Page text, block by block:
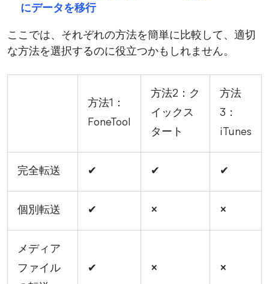
にデータを移行
ここでは、それぞれの方法を簡単に比較して、適切
な方法を選択するのに役立つかもしれません。
方法1：
FoneTool
方法2：ク
イックス
タート
方法
3：
iTunes
完全転送 ✔ ✔ ✔
個別転送 ✔ × ×
メディア
ファイル
✔ × ×